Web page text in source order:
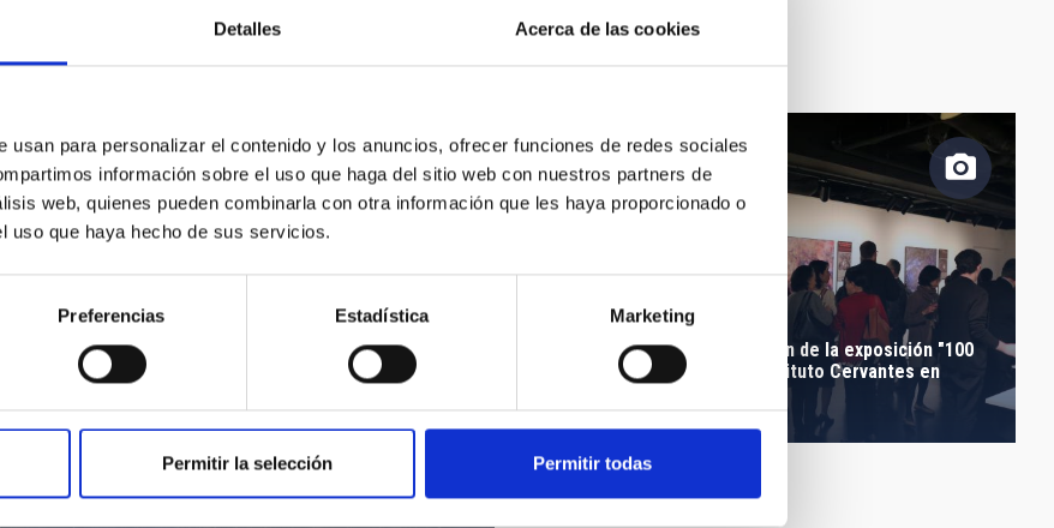
Detalles Acerca de las cookies
usan para personalizar el contenido y los anuncios, ofrecer funciones de redes sociales
información sobre el uso que haga del sitio web con nuestros partners de
web, quienes pueden combinarla con otra información que les haya proporcionado o
uso que haya hecho de sus servicios.
Preferencias Estadística Marketing
Permitir la selección Permitir todas
Asistentes a la inauguración de la exposición "100
Lunas cuadradas" en el Instituto Cervantes en